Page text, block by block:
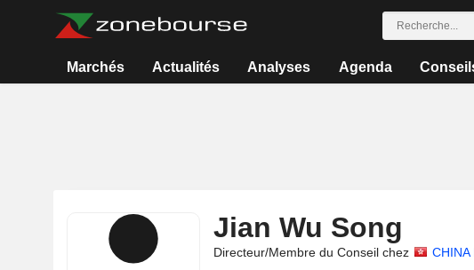
Marchés Actualités Analyses Agenda
Jian Wu Song
Directeur/Membre du Conseil chez CHINA